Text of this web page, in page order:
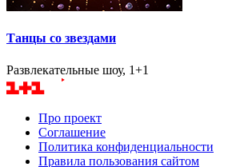
Танцы со звездами
Развлекательные шоу, 1+1
Про проект
Соглашение
Политика конфиденциальности
Правила пользования сайтом